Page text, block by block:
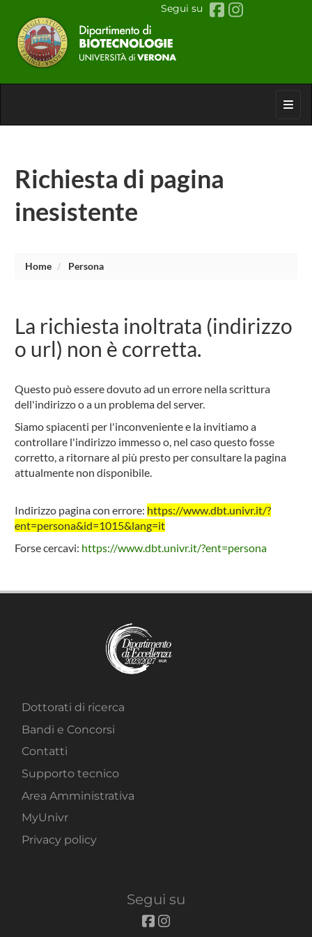
Segui su
Richiesta di pagina
inesistente
Home Persona
La richiesta inoltrata (indirizzo
o url) non è corretta.
Questo può essere dovuto ad un errore nella scrittura
dell'indirizzo o a un problema del server.
Siamo spiacenti per l'inconveniente e la invitiamo a
controllare l'indirizzo immesso o, nel caso questo fosse
corretto, a ritornare al più presto per consultare la pagina
attualmente non disponibile.
Indirizzo pagina con errore: https://www.dbt.univr.it/?
ent=persona&id=1015&lang=it
Forse cercavi: https://www.dbt.univr.it/?ent=persona
Dottorati di ricerca
Bandi e Concorsi
Contatti
Supporto tecnico
Area Amministrativa
MyUnivr
Privacy policy
Segui su